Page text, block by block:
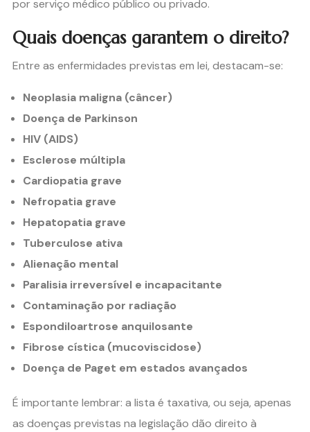
por serviço médico público ou privado.
Quais doenças garantem o direito?
Entre as enfermidades previstas em lei, destacam-se:
Neoplasia maligna (câncer)
Doença de Parkinson
HIV (AIDS)
Esclerose múltipla
Cardiopatia grave
Nefropatia grave
Hepatopatia grave
Tuberculose ativa
Alienação mental
Paralisia irreversível e incapacitante
Contaminação por radiação
Espondiloartrose anquilosante
Fibrose cística (mucoviscidose)
Doença de Paget em estados avançados
É importante lembrar: a lista é taxativa, ou seja, apenas
as doenças previstas na legislação dão direito à